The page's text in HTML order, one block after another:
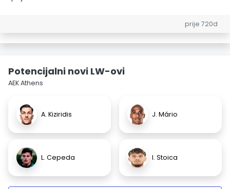
prije 720d
Potencijalni novi LW-ovi
AEK Athens
A. Kiziridis J. Mário
L. Cepeda I. Stoica